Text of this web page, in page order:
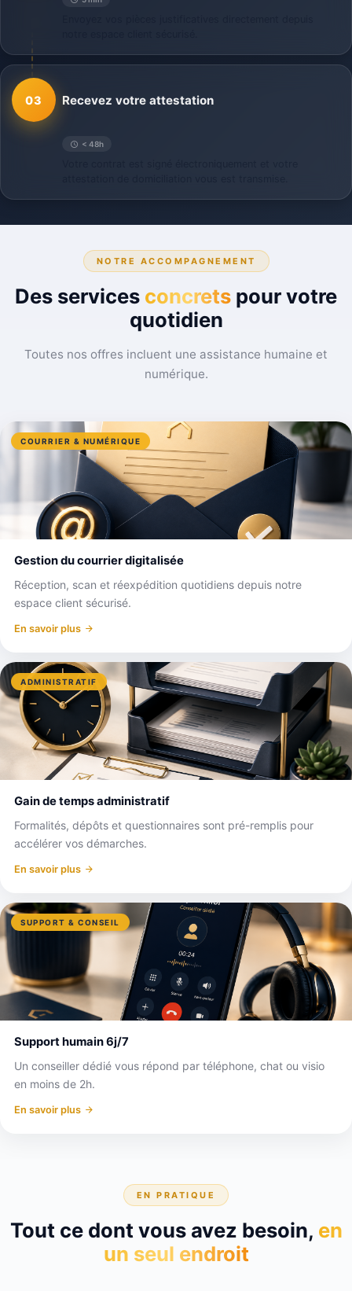
03
< 48h
Recevez votre attestation
NOTRE ACCOMPAGNEMENT
Des services concrets pour votre
quotidien
Toutes nos offres incluent une assistance humaine et
numérique.
COURRIER & NUMÉRIQUE
Gestion du courrier digitalisée
Réception, scan et réexpédition quotidiens depuis notre
espace client sécurisé.
En savoir plus
ADMINISTRATIF
Gain de temps administratif
Formalités, dépôts et questionnaires sont pré-remplis pour
accélérer vos démarches.
En savoir plus
SUPPORT & CONSEIL
Support humain 6j/7
Un conseiller dédié vous répond par téléphone, chat ou visio
en moins de 2h.
En savoir plus
EN PRATIQUE
Tout ce dont vous avez besoin, en
un seul endroit